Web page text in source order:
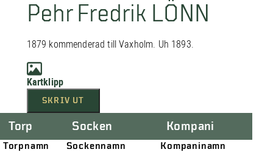
Pehr Fredrik LÖNN
1879 kommenderad till Vaxholm. Uh 1893.
Kartklipp
SKRIV UT
Torp
Torpnamn
Socken
Sockennamn
Kompani
Kompaninamn